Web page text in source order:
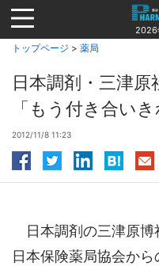
Jump
to
navigation
2026
トップページ > 薬局
日本調剤・三津
「もう付き合いき
2012/11/8 11:23
日本調剤の三津原博
日本保険薬局協会か